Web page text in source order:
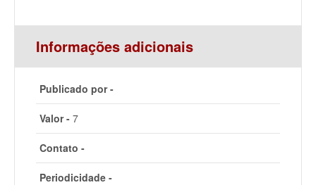
Informações adicionais
Publicado por -
Valor - 7
Contato -
Periodicidade -